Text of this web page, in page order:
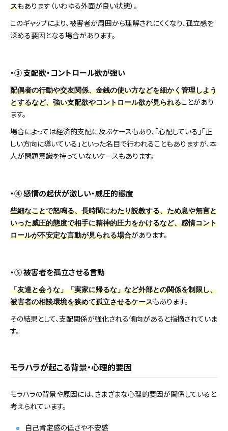
スもあります（いわゆる外面が良い状態）。
このギャップにより、被害者が周囲から理解されにくくなり、孤立感を
深める要因となる場合があります。
・③ 支配欲・コントロール欲が強い
配偶者の行動や交友関係、金銭の使い方などを細かく管理しよう
とするなど、強い支配欲やコントロール欲が見られることがあり
ます。
場合によっては経済的支配に及ぶケースもあり、「心配している」「正
しい方向に導いている」といった名目で行われることもありますが、本
人が問題意識を持っていないケースもあります。
・④ 感情の起伏が激しい・威圧的態度
些細なことで怒鳴る、長時間にわたり説教する、ため息や無言と
いった威圧的態度で相手に精神的圧力をかけるなど、感情コント
ロールが不安定な言動が見られる場合があります。
・⑤ 被害者を孤立させる言動
「友達と会うな」「実家に帰るな」など外部との関係を制限し、
被害者の相談環境を狭めて孤立させるケースもあります。
その結果として、支配関係が強化される傾向があると指摘されていま
す。
モラハラが起こる背景・心理的要因
モラハラの背景や原因には、さまざまな心理的要因が関係していると
考えられています。
自己肯定感の低さや不安感